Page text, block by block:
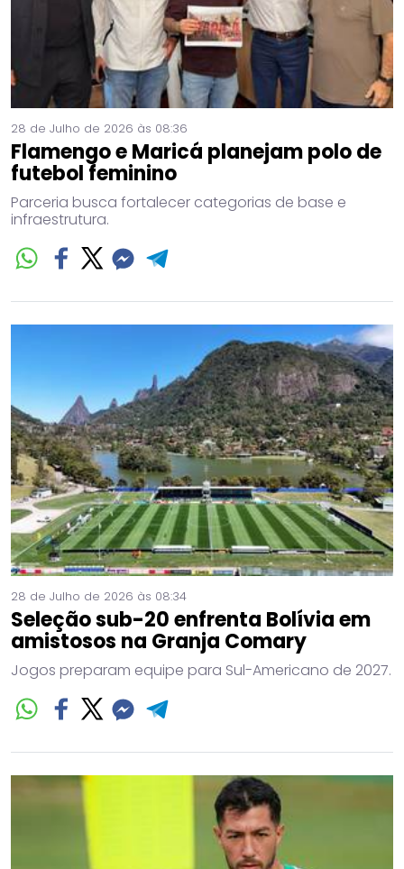
28 de Julho de 2026 às 08:36
Flamengo e Maricá planejam polo de
futebol feminino
Parceria busca fortalecer categorias de base e
infraestrutura.
28 de Julho de 2026 às 08:34
Seleção sub-20 enfrenta Bolívia em
amistosos na Granja Comary
Jogos preparam equipe para Sul-Americano de 2027.